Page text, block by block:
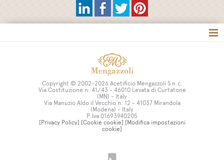
Copyright © 2002-2026 Acetificio Mengazzoli S.n.c.
Via Costituzione n. 41/43 - 46010 Levata di Curtatone
(MN) - Italy
Via Manuzio Aldo il Vecchio n. 12 - 41037 Mirandola
(Modena) - Italy
P.Iva 01693940205
[Privacy Policy] [Cookie cookie] [Modifica impostazioni
cookie]